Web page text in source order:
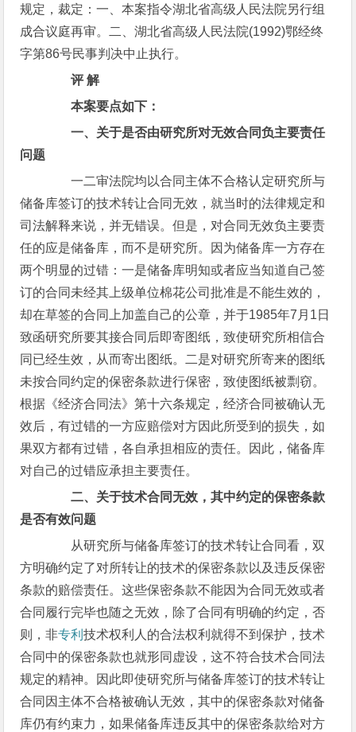
规定，裁定：一、本案指令湖北省高级人民法院另行组
成合议庭再审。二、湖北省高级人民法院(1992)鄂经终
字第86号民事判决中止执行。
评 解
本案要点如下：
一、关于是否由研究所对无效合同负主要责任
问题
一二审法院均以合同主体不合格认定研究所与
储备库签订的技术转让合同无效，就当时的法律规定和
司法解释来说，并无错误。但是，对合同无效负主要责
任的应是储备库，而不是研究所。因为储备库一方存在
两个明显的过错：一是储备库明知或者应当知道自己签
订的合同未经其上级单位棉花公司批准是不能生效的，
却在草签的合同上加盖自己的公章，并于1985年7月1日
致函研究所要其接合同后即寄图纸，致使研究所相信合
同已经生效，从而寄出图纸。二是对研究所寄来的图纸
未按合同约定的保密条款进行保密，致使图纸被剽窃。
根据《经济合同法》第十六条规定，经济合同被确认无
效后，有过错的一方应赔偿对方因此所受到的损失，如
果双方都有过错，各自承担相应的责任。因此，储备库
对自己的过错应承担主要责任。
二、关于技术合同无效，其中约定的保密条款
是否有效问题
从研究所与储备库签订的技术转让合同看，双
方明确约定了对所转让的技术的保密条款以及违反保密
条款的赔偿责任。这些保密条款不能因为合同无效或者
合同履行完毕也随之无效，除了合同有明确的约定，否
则，非专利技术权利人的合法权利就得不到保护，技术
合同中的保密条款也就形同虚设，这不符合技术合同法
规定的精神。因此即使研究所与储备库签订的技术转让
合同因主体不合格被确认无效，其中的保密条款对储备
库仍有约束力，如果储备库违反其中的保密条款给对方